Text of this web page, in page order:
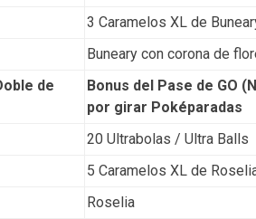
3 Caramelos XL de
Buneary con corona de
de
Bonus del Pase de GO
por girar Poképaradas
20 Ultrabolas / Ultra Balls
5 Caramelos XL de
Roselia